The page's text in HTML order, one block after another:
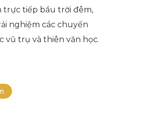
trực tiếp bầu trời đêm,
nghiệm các chuyến
vũ trụ và thiên văn học.